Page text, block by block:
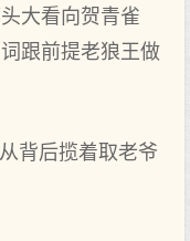
大看向贺青雀
跟前提老狼王做
背后揽着取老爷